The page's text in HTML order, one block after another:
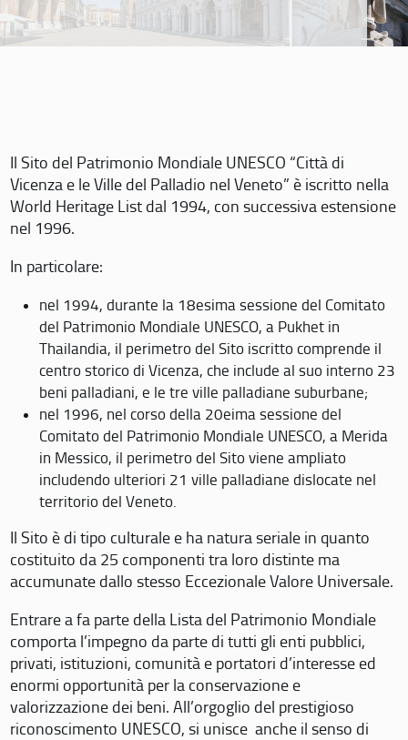
Il Sito del Patrimonio Mondiale UNESCO “Città di
Vicenza e le Ville del Palladio nel Veneto” è iscritto nella
World Heritage List dal 1994, con successiva estensione
nel 1996.
In particolare:
nel 1994, durante la 18esima sessione del Comitato
del Patrimonio Mondiale UNESCO, a Pukhet in
Thailandia, il perimetro del Sito iscritto comprende il
centro storico di Vicenza, che include al suo interno 23
beni palladiani, e le tre ville palladiane suburbane;
nel 1996, nel corso della 20eima sessione del
Comitato del Patrimonio Mondiale UNESCO, a Merida
in Messico, il perimetro del Sito viene ampliato
includendo ulteriori 21 ville palladiane dislocate nel
territorio del Veneto.
Il Sito è di tipo culturale e ha natura seriale in quanto
costituito da 25 componenti tra loro distinte ma
accumunate dallo stesso Eccezionale Valore Universale.
Entrare a fa parte della Lista del Patrimonio Mondiale
comporta l’impegno da parte di tutti gli enti pubblici,
privati, istituzioni, comunità e portatori d’interesse ed
enormi opportunità per la conservazione e
valorizzazione dei beni. All’orgoglio del prestigioso
riconoscimento UNESCO, si unisce anche il senso di